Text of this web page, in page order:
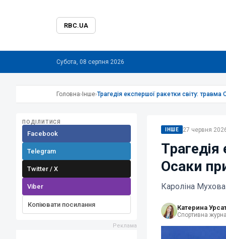
RBC.UA
Субота, 08 серпня 2026
Головна› Інше›Трагедія експершої ракетки світу:
ПОДІЛИТИСЯ
Facebook
Telegram
Twitter / X
Viber
Копіювати посилання
ІНШЕ 27 червня
Осаки
Кароліна
Катерина
Спортивна